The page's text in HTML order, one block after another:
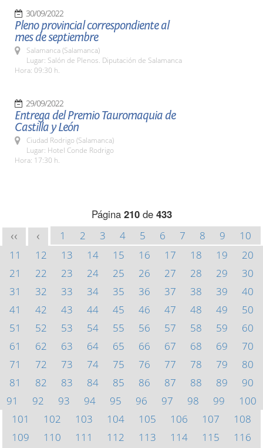
30/09/2022
Pleno provincial correspondiente al
mes de septiembre
Salamanca (Salamanca)
Lugar: Salón de Plenos. Diputación de Salamanca
Hora: 09:30 h.
29/09/2022
Entrega del Premio Tauromaquia de
Castilla y León
Ciudad Rodrigo (Salamanca)
Lugar: Hotel Conde Rodrigo
Hora: 17:30 h.
Página 210de 433
<< < 1 2 3 4 5 6 7 8 9
10
11
12 13 14 15 16 17 18 19
20
21
22 23 24 25 26 27 28 29
30
31
32 33 34 35 36 37 38 39
40
41
42 43 44 45 46 47 48 49
50
51
52 53 54 55 56 57 58 59
60
61
62 63 64 65 66 67 68 69
70
71
72 73 74 75 76 77 78 79
80
81
82 83 84 85 86 87 88 89
90
91
92 93 94 95 96 97 98 99
100
101
102 103 104 105 106 107
108
109
110 111 112 113 114 115
116